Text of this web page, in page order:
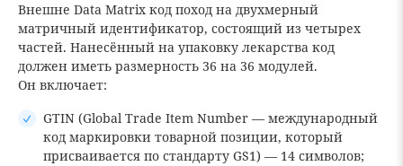
Внешне Data Matrix код поход на двухмерный
матричный идентификатор, состоящий из четырех
частей. Нанесённый на упаковку лекарства код
должен иметь размерность 36 на 36 модулей.
Он включает:
GTIN (Global Trade Item Number — международный
код маркировки товарной позиции, который
присваивается по стандарту GS1) — 14 символов;